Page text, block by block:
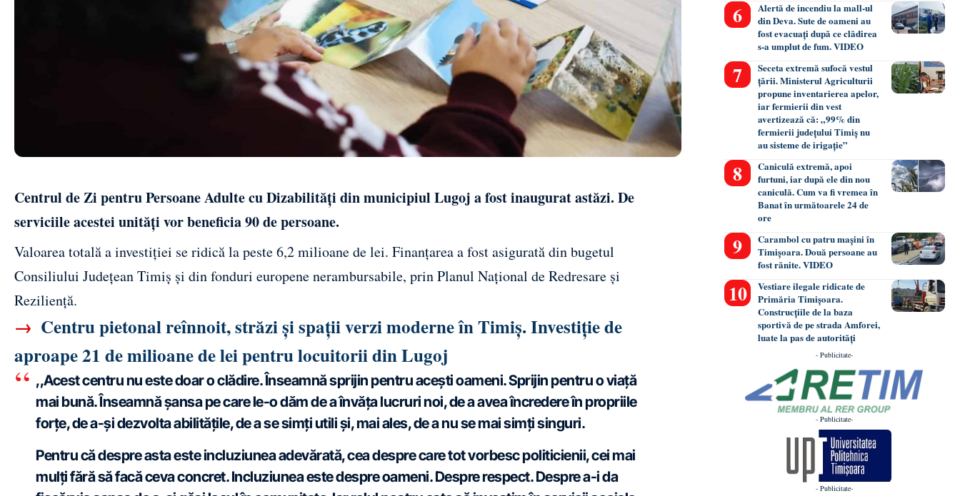
Centrul de Zi pentru Persoane Adulte cu Dizabilități din municipiul Lugoj a fost inaugurat astăzi. De
serviciile acestei unități vor beneficia 90 de persoane.
Valoarea totală a investiției se ridică la peste 6,2 milioane de lei. Finanțarea a fost asigurată din bugetul
Consiliului Județean Timiș și din fonduri europene nerambursabile, prin Planul Național de Redresare și
Reziliență.
→ Centru pietonal reînnoit, străzi și spații verzi moderne în Timiș. Investiție de
aproape 21 de milioane de lei pentru locuitorii din Lugoj
,,Acest centru nu este doar o clădire. Înseamnă sprijin pentru acești oameni. Sprijin pentru o viață
mai bună. Înseamnă șansa pe care le-o dăm de a învăța lucruri noi, de a avea încredere în propriile
forțe, de a-și dezvolta abilitățile, de a se simți utili și, mai ales, de a nu se mai simți singuri.
Pentru că despre asta este incluziunea adevărată, cea despre care tot vorbesc politicienii, cei mai
mulți fără să facă ceva concret. Incluziunea este despre oameni. Despre respect. Despre a-i da
Alertă de incendiu la mall-ul
din Deva. Sute de oameni au
fost evacuați după ce clădirea
s-a umplut de fum. VIDEO
Seceta extremă sufocă vestul
țării. Ministerul Agriculturii
propune inventarierea apelor,
iar fermierii din vest
avertizează că: „99% din
fermierii județului Timiș nu
au sisteme de irigație”
Caniculă extremă, apoi
furtuni, iar după ele din nou
caniculă. Cum va fi vremea în
Banat în următoarele 24 de
ore
Carambol cu patru mașini în
Timișoara. Două persoane au
fost rănite. VIDEO
Vestiare ilegale ridicate de
Primăria Timișoara.
Construcțiile de la baza
sportivă de pe strada Amforei,
luate la pas de autorități
- Publicitate-
- Publicitate-
- Publicitate-